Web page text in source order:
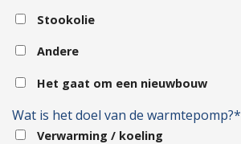
Stookolie
Andere
Het gaat om een nieuwbouw
Wat is het doel van de warmtepomp?*
Verwarming / koeling